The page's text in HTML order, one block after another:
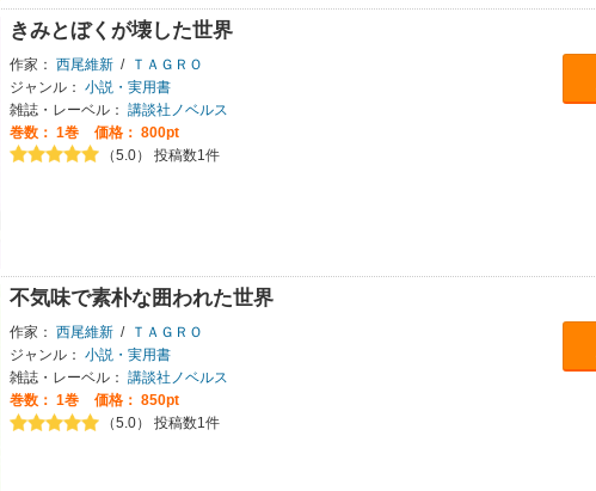
きみとぼくが壊した世界
作家： 西尾維新 /
ＴＡＧＲＯ
ジャンル： 小説・実用書
雑誌・レーベル： 講談社ノベルス
巻数： 1巻
価格： 800pt
（5.0） 投稿数1件
不気味で素朴な囲われた世界
作家： 西尾維新 /
ＴＡＧＲＯ
ジャンル： 小説・実用書
雑誌・レーベル： 講談社ノベルス
巻数： 1巻
価格： 850pt
（5.0） 投稿数1件